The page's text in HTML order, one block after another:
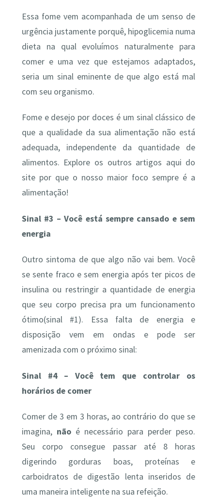
Essa fome vem acompanhada de um senso de
urgência justamente porquê, hipoglicemia numa
dieta na qual evoluímos naturalmente para
comer e uma vez que estejamos adaptados,
seria um sinal eminente de que algo está mal
com seu organismo.
Fome e desejo por doces é um sinal clássico de
que a qualidade da sua alimentação não está
adequada, independente da quantidade de
alimentos. Explore os outros artigos aqui do
site por que o nosso maior foco sempre é a
alimentação!
Sinal #3 – Você está sempre cansado e sem
energia
Outro sintoma de que algo não vai bem. Você
se sente fraco e sem energia após ter picos de
insulina ou restringir a quantidade de energia
que seu corpo precisa pra um funcionamento
ótimo(sinal #1). Essa falta de energia e
disposição vem em ondas e pode ser
amenizada com o próximo sinal:
Sinal #4 – Você tem que controlar os
horários de comer
Comer de 3 em 3 horas, ao contrário do que se
imagina, nãoé necessário para perder peso.
Seu corpo consegue passar até 8 horas
digerindo gorduras boas, proteínas e
carboidratos de digestão lenta inseridos de
uma maneira inteligente na sua refeição.